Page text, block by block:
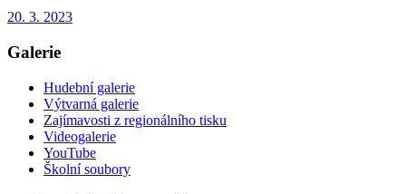
20. 3. 2023
Galerie
Hudební galerie
Výtvarná galerie
Zajímavosti z regionálního tisku
Videogalerie
YouTube
Školní soubory